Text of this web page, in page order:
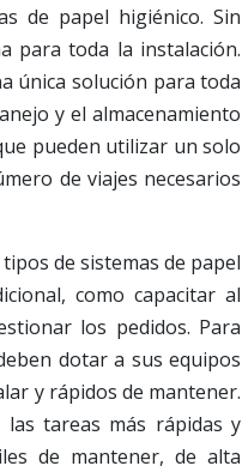
de papel higiénico. Sin
para toda la instalación.
única solución para toda
y el almacenamiento
pueden utilizar un solo
de viajes necesarios
de sistemas de papel
como capacitar al
los pedidos. Para
dotar a sus equipos
y rápidos de mantener.
tareas más rápidas y
de mantener, de alta